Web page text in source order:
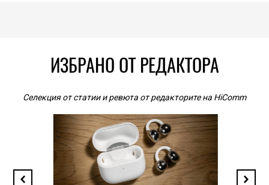
ИЗБРАНО ОТ РЕДАКТОРА
Селекция от статии и ревюта от редакторите на HiComm